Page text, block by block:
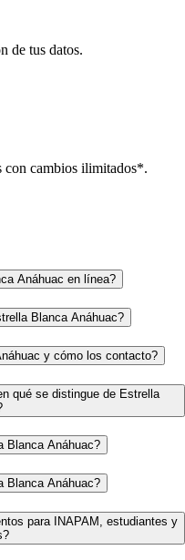
de tus datos.
con cambios ilimitados*.
Anáhuac en línea?
Blanca Anáhuac?
y cómo los contacto?
qué se distingue de Estrella
Blanca Anáhuac?
Blanca Anáhuac?
para INAPAM, estudiantes y